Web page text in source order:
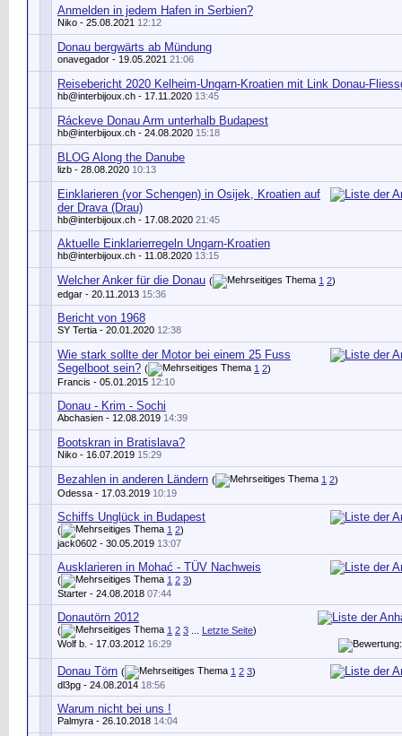
Anmelden in jedem Hafen in Serbien?
Niko - 25.08.2021 12:12
Donau bergwärts ab Mündung
onavegador - 19.05.2021 21:06
Reisebericht 2020 Kelheim-Ungarn-Kroatien mit Link Donau-
hb@interbijoux.ch - 17.11.2020 13:45
Ráckeve Donau Arm unterhalb Budapest
hb@interbijoux.ch - 24.08.2020 15:18
BLOG Along the Danube
lizb - 28.08.2020 10:13
Einklarieren (vor Schengen) in Osijek, Kroatien auf
der Drava (Drau)
hb@interbijoux.ch - 17.08.2020 21:45
Aktuelle Einklarierregeln Ungarn-Kroatien
hb@interbijoux.ch - 11.08.2020 13:15
Welcher Anker für die Donau ( 1 2)
edgar - 20.11.2013 15:36
Bericht von 1968
SY Tertia - 20.01.2020 12:38
Wie stark sollte der Motor bei einem 25 Fuss
Segelboot sein? ( 1 2)
Francis - 05.01.2015 12:10
Donau - Krim - Sochi
Abchasien - 12.08.2019 14:39
Bootskran in Bratislava?
Niko - 16.07.2019 15:29
Bezahlen in anderen Ländern ( 1 2)
Odessa - 17.03.2019 10:19
Schiffs Unglück in Budapest
( 1 2)
jack0602 - 30.05.2019 13:07
Ausklarieren in Mohać - TÜV Nachweis
( 1 2 3)
Starter - 24.08.2018 07:44
Donautörn 2012
( 1 2 3 Letzte Seite)
Wolf b. - 17.03.2012 16:29
Donau Törn ( 1 2 3)
dl3pg - 24.08.2014 18:56
Warum nicht bei uns !
Palmyra - 26.10.2018 14:04